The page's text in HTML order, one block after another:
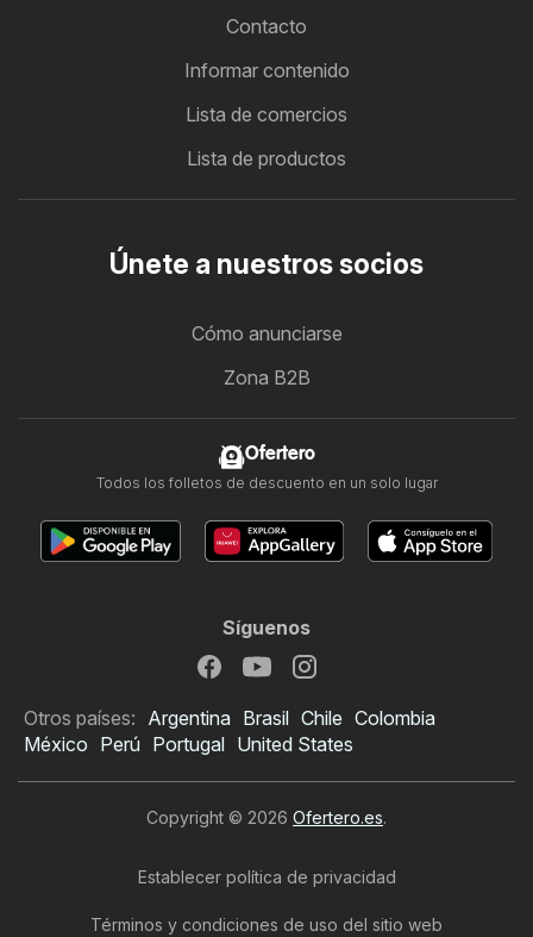
Contacto
Informar contenido
Lista de comercios
Lista de productos
Únete a nuestros socios
Cómo anunciarse
Zona B2B
Ofertero
Todos los folletos de descuento en un solo lugar
Síguenos
Otros países: Argentina Brasil Chile Colombia
México Perú Portugal United States
Copyright © 2026 Ofertero.es.
Establecer política de privacidad
Términos y condiciones de uso del sitio web